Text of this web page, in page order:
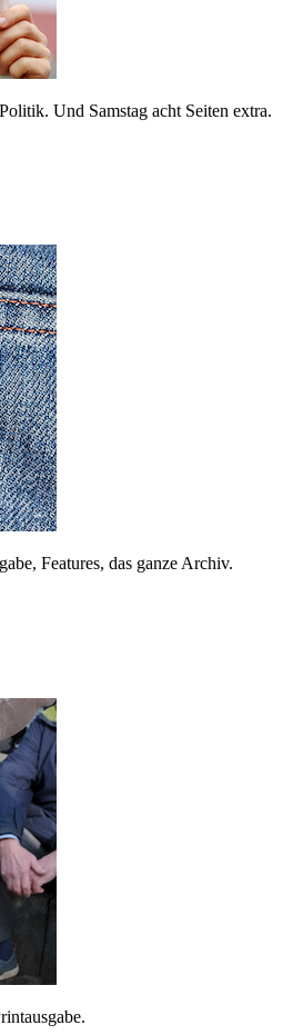
Und Samstag acht Seiten extra.
Features, das ganze Archiv.